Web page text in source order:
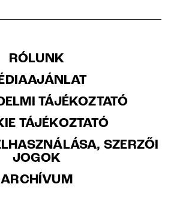
RÓLUNK
TÁJÉKOZTATÓ
TÁJÉKOZTATÓ
SZERZŐI
JOGOK
ARCHÍVUM